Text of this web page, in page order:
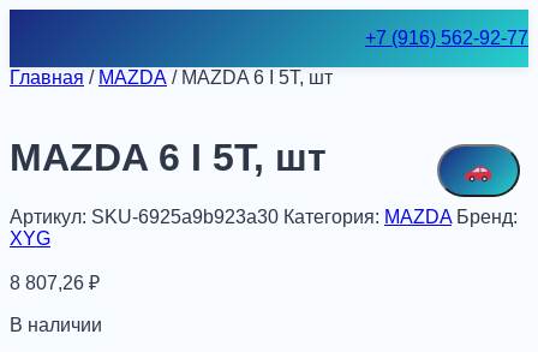
+7 (916) 562-92-77
Главная / MAZDA / MAZDA 6 I 5T, шт
MAZDA 6 I 5T, шт
Артикул: SKU-6925a9b923a30 Категория: MAZDA Бренд:
XYG
8 807,26 ₽
В наличии